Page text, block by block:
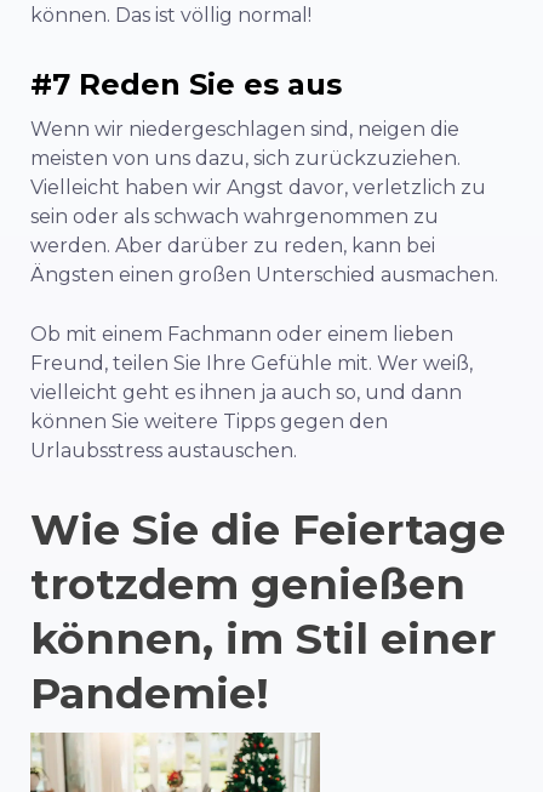
können. Das ist völlig normal!
#7 Reden Sie es aus
Wenn wir niedergeschlagen sind, neigen die
meisten von uns dazu, sich zurückzuziehen.
Vielleicht haben wir Angst davor, verletzlich zu
sein oder als schwach wahrgenommen zu
werden. Aber darüber zu reden, kann bei
Ängsten einen großen Unterschied ausmachen.
Ob mit einem Fachmann oder einem lieben
Freund, teilen Sie Ihre Gefühle mit. Wer weiß,
vielleicht geht es ihnen ja auch so, und dann
können Sie weitere Tipps gegen den
Urlaubsstress austauschen.
Wie Sie die Feiertage
trotzdem genießen
können, im Stil einer
Pandemie!